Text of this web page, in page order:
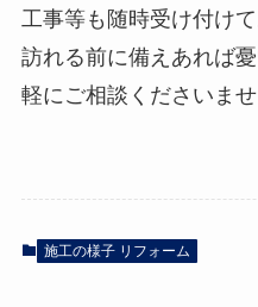
工事等も随時受け付け
訪れる前に備えあれば
軽にご相談くださいませ
施工の様子 リフォーム